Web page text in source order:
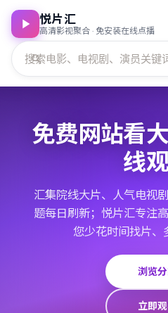
悦片汇
高清影视聚合 · 免安装在线点播
免费网站看
线
汇集院线大片、人气电视
题每日刷新；悦片汇专注
您少花时间找片、
浏览
立即